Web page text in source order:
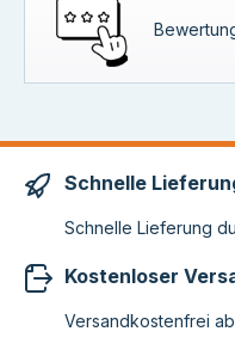
Schnelle
Schnelle Lieferung
Kostenloser
Versandkostenfrei